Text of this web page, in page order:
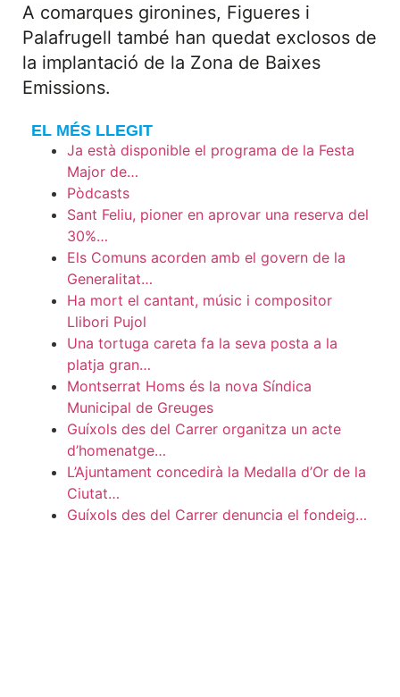
A comarques gironines, Figueres i
Palafrugell també han quedat exclosos de
la implantació de la Zona de Baixes
Emissions.
EL MÉS LLEGIT
Ja està disponible el programa de la Festa
Major de…
Pòdcasts
Sant Feliu, pioner en aprovar una reserva del
30%…
Els Comuns acorden amb el govern de la
Generalitat…
Ha mort el cantant, músic i compositor
Llibori Pujol
Una tortuga careta fa la seva posta a la
platja gran…
Montserrat Homs és la nova Síndica
Municipal de Greuges
Guíxols des del Carrer organitza un acte
d’homenatge…
L’Ajuntament concedirà la Medalla d’Or de la
Ciutat…
Guíxols des del Carrer denuncia el fondeig…